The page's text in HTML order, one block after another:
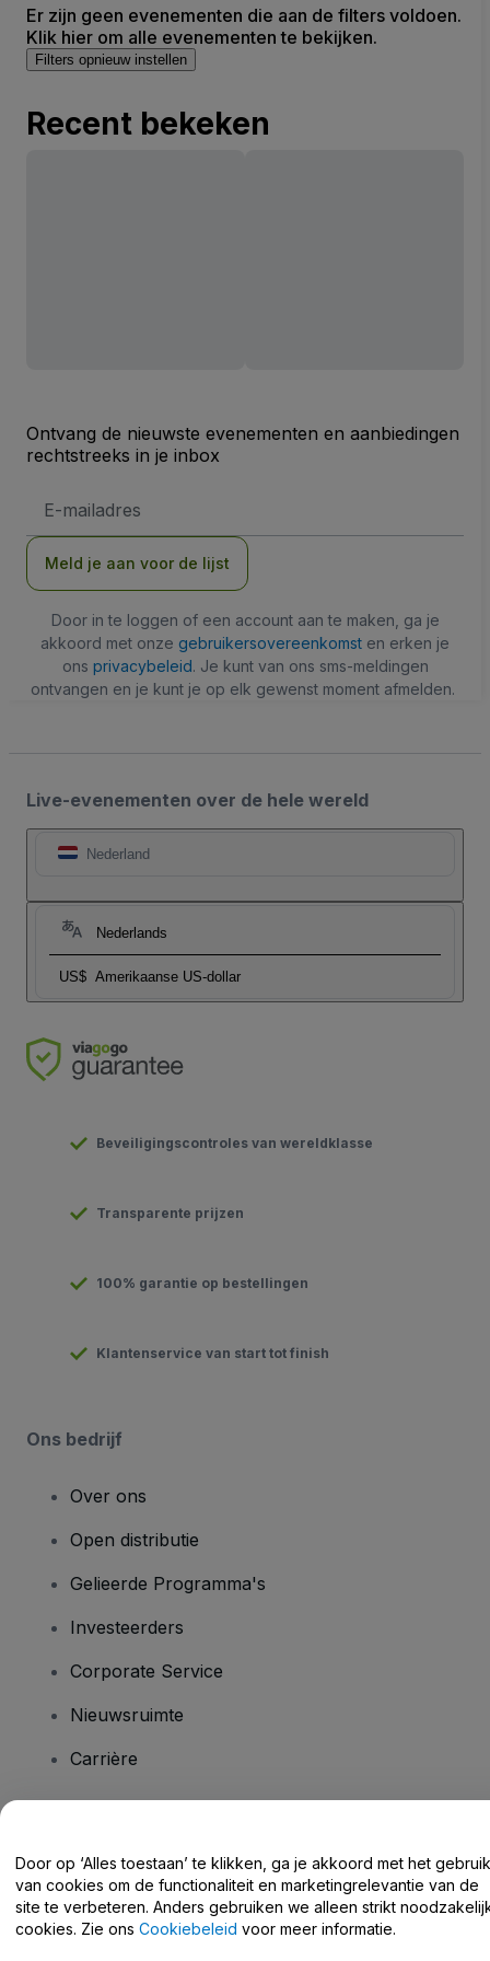
Er zijn geen evenementen die aan de filters voldoen.
Klik hier om alle evenementen te bekijken.
Filters opnieuw instellen
Recent bekeken
Ontvang de nieuwste evenementen en aanbiedingen
rechtstreeks in je inbox
mailadres
Meld je aan voor de lijst
Door in te loggen of een account aan te maken, ga je
akkoord met onze gebruikersovereenkomst en erken je
ons privacybeleid. Je kunt van ons sms-meldingen
ontvangen en je kunt je op elk gewenst moment afmelden.
Live-evenementen over de hele wereld
Nederland
Nederlands
US$ Amerikaanse US-dollar
Beveiligingscontroles van wereldklasse
Transparente prijzen
100% garantie op bestellingen
Klantenservice van start tot finish
Ons bedrijf
Over ons
Open distributie
Gelieerde Programma's
Investeerders
Corporate Service
Nieuwsruimte
Carrière
Helpcentrum / Neem Contact Met Ons Op
Door op ‘Alles toestaan’ te klikken, ga je akkoord met het gebruik
van cookies om de functionaliteit en marketingrelevantie van de
site te verbeteren. Anders gebruiken we alleen strikt
cookies. Zie ons Cookiebeleid voor meer informatie.